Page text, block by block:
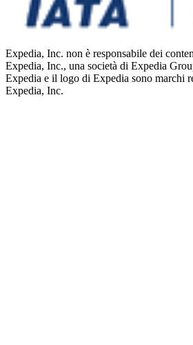
Expedia, Inc. non è responsabile dei
Expedia, Inc., una società di Expedia
Expedia e il logo di Expedia sono marchi
Expedia, Inc.